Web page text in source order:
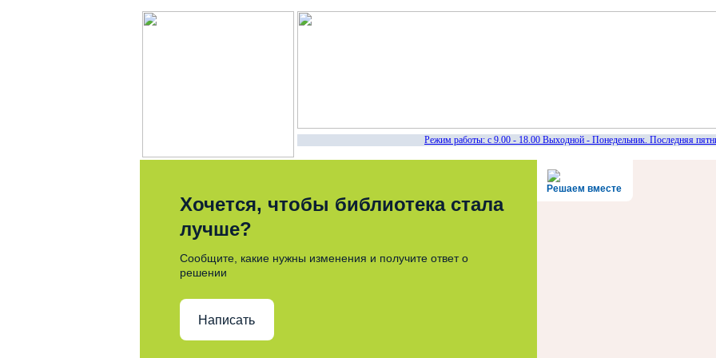
Режим работы: с 9.00 - 18.00 Выходной - Понедельник. Последняя
Решаем вместе
Хочется, чтобы библиотека стала
лучше?
Сообщите, какие нужны изменения и получите ответ о
решении
Написать